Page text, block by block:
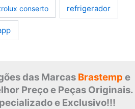
conserto refrigerador
das Marcas Brastemp e
Preço e Peças Originais.
e Exclusivo!!!